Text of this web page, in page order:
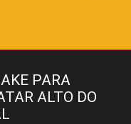
PARA
ALTO DO